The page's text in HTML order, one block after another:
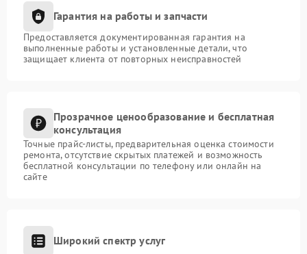
Гарантия на работы и запчасти
Предоставляется документированная гарантия на
выполненные работы и установленные детали, что
защищает клиента от повторных неисправностей
Прозрачное ценообразование и бесплатная
консультация
Точные прайс-листы, предварительная оценка стоимости
ремонта, отсутствие скрытых платежей и возможность
бесплатной консультации по телефону или онлайн на
сайте
Широкий спектр услуг